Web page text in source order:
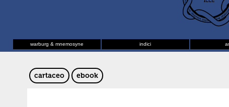
warburg & mnemosyne
indici
cartaceo ebook